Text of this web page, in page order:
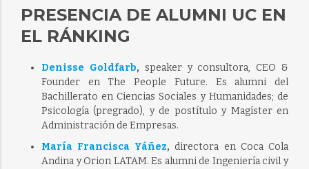
PRESENCIA DE ALUMNI UC EN
EL RÁNKING
Denisse Goldfarb, speaker y consultora, CEO &
Founder en The People Future. Es alumni del
Bachillerato en Ciencias Sociales y Humanidades; de
Psicología (pregrado), y de postítulo y Magíster en
Administración de Empresas.
María Francisca Yáñez, directora en Coca Cola
Andina y Orion LATAM. Es alumni de Ingeniería civil y